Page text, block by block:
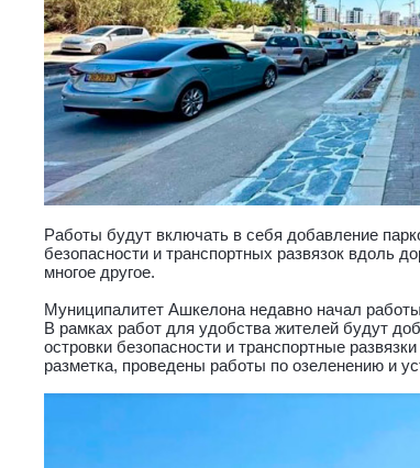
Работы будут включать в себя добавление
безопасности и транспортных развязок вдоль
многое другое.
Муниципалитет Ашкелона недавно начал
В рамках работ для удобства жителей будут
островки безопасности и транспортные
разметка, проведены работы по озеленению и